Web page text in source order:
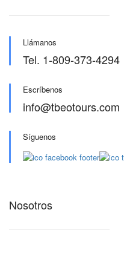
Llámanos
Tel. 1-809-373-4294
Escríbenos
info@tbeotours.com
Síguenos
Nosotros